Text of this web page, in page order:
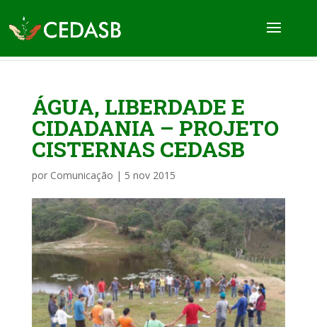
ÁGUA, LIBERDADE E
CIDADANIA – PROJETO
CISTERNAS CEDASB
por Comunicação | 5 nov 2015